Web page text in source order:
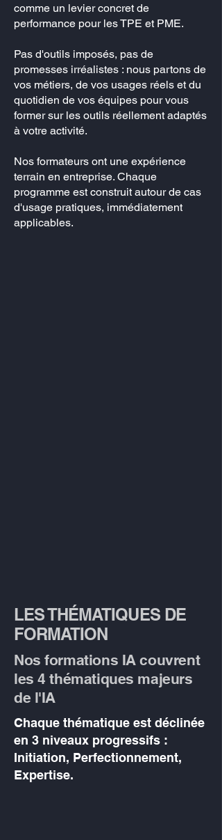
comme un levier concret de
performance pour les TPE et PME.
Pas d'outils imposés, pas de
promesses irréalistes : nous partons de
vos métiers, de vos usages réels et du
quotidien de vos équipes pour vous
former sur les outils réellement adaptés
à votre activité.
Nos formateurs ont une expérience
terrain en entreprise. Chaque
programme est construit autour de cas
d'usage pratiques, immédiatement
applicables.
LES THÉMATIQUES DE
FORMATION
Nos formations IA couvrent
les 4 thématiques majeurs
de l'IA
Chaque thématique est déclinée
en 3 niveaux progressifs :
Initiation, Perfectionnement,
Expertise.